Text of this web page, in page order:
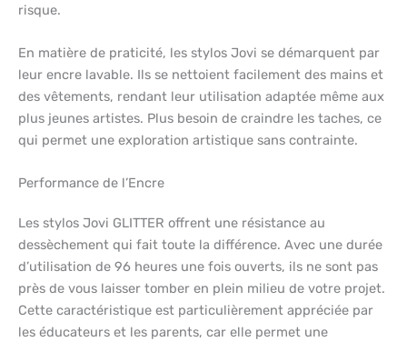
risque.
En matière de praticité, les stylos Jovi se démarquent par
leur encre lavable. Ils se nettoient facilement des mains et
des vêtements, rendant leur utilisation adaptée même aux
plus jeunes artistes. Plus besoin de craindre les taches, ce
qui permet une exploration artistique sans contrainte.
Performance de l’Encre
Les stylos Jovi GLITTER offrent une résistance au
dessèchement qui fait toute la différence. Avec une durée
d’utilisation de 96 heures une fois ouverts, ils ne sont pas
près de vous laisser tomber en plein milieu de votre projet.
Cette caractéristique est particulièrement appréciée par
les éducateurs et les parents, car elle permet une